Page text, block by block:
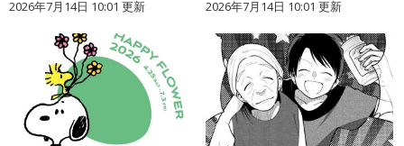
2026年7月14日 10:01 更新 2026年7月14日 10:01 更新